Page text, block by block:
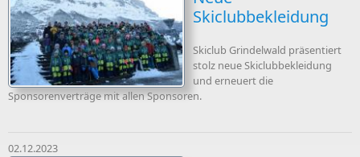
Skiclubbekleidung
Skiclub Grindelwald präsentiert
stolz neue Skiclubbekleidung
und erneuert die
Sponsorenverträge mit allen Sponsoren.
02.12.2023